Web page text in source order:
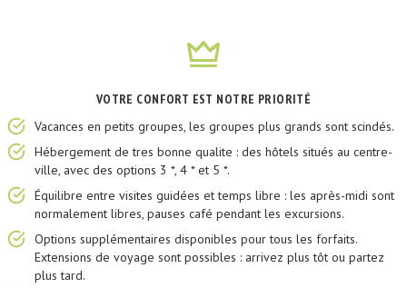
VOTRE CONFORT EST NOTRE PRIORITÉ
Vacances en petits groupes, les groupes plus grands sont scindés.
Hébergement de tres bonne qualite : des hôtels situés au centre-
ville, avec des options 3 *, 4 * et 5 *.
Équilibre entre visites guidées et temps libre : les après-midi sont
normalement libres, pauses café pendant les excursions.
Options supplémentaires disponibles pour tous les forfaits.
Extensions de voyage sont possibles : arrivez plus tôt ou partez
plus tard.